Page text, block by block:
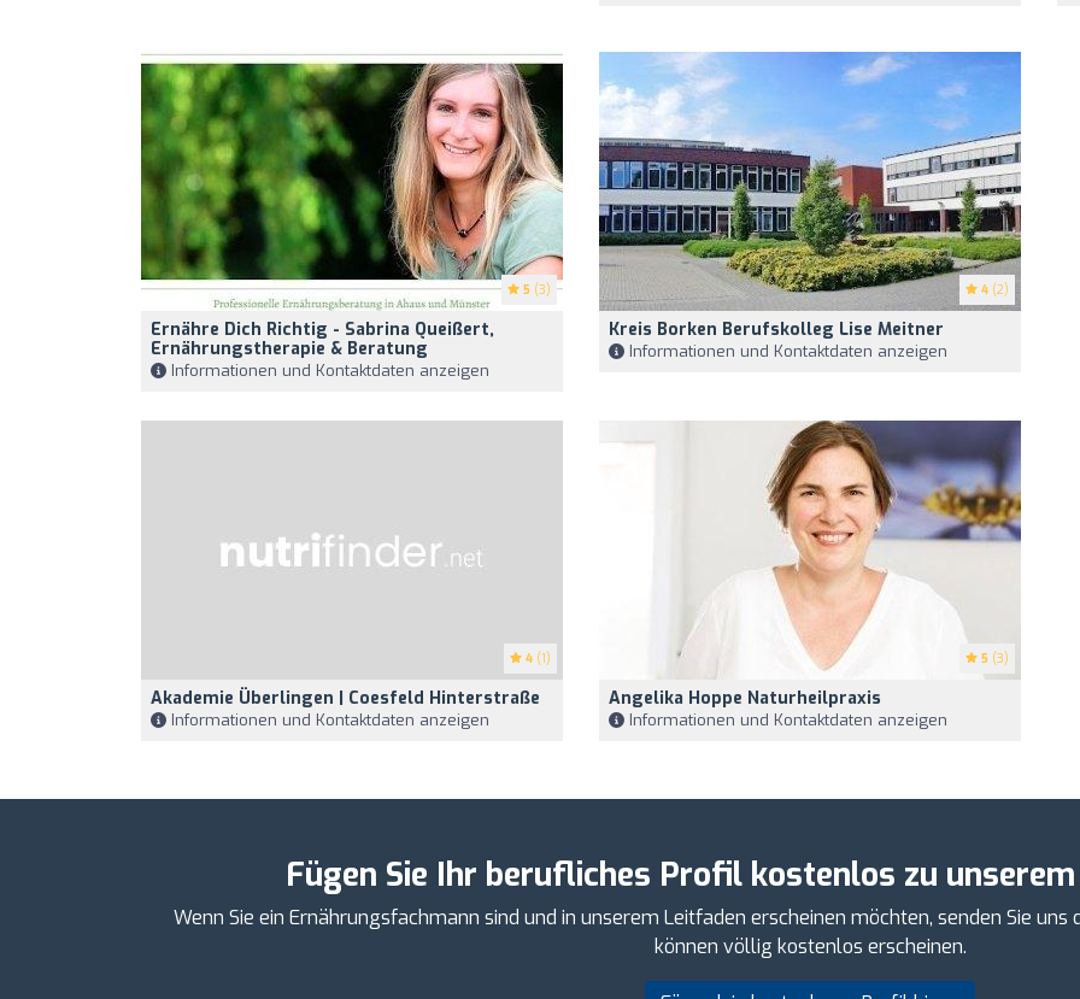
5 (3)
Ernähre Dich Richtig - Sabrina Queißert,
Ernährungstherapie & Beratung
Informationen und Kontaktdaten anzeigen
4 (2)
Kreis Borken Berufskolleg Lise Meitner
Informationen und Kontaktdaten anzeigen
4 (1)
Akademie Überlingen | Coesfeld Hinterstraße
Informationen und Kontaktdaten anzeigen
5 (3)
Angelika Hoppe Naturheilpraxis
Informationen und Kontaktdaten anzeigen
Fügen Sie Ihr berufliches Profil kostenlos zu
Wenn Sie ein Ernährungsfachmann sind und in unserem Leitfaden erscheinen möchten, senden Sie
können völlig kostenlos erscheinen.